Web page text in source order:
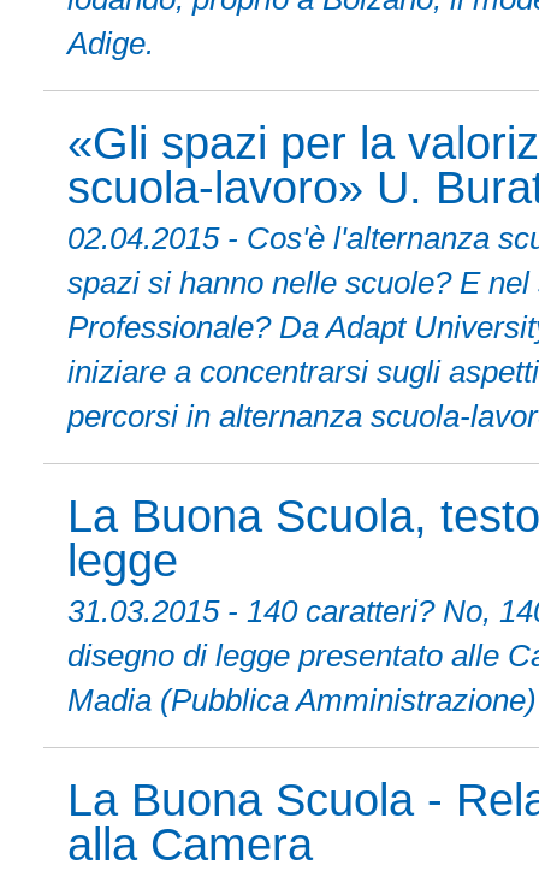
Adige.
«Gli spazi per la
scuola-lavoro» U.
02.04.2015 - Cos'è l'alternanza
spazi si hanno nelle scuole? E
Professionale? Da Adapt
iniziare a concentrarsi sugli
percorsi in alternanza scuola-
La Buona Scuola,
legge
31.03.2015 - 140 caratteri? No,
disegno di legge presentato alle
Madia (Pubblica
La Buona Scuola -
alla Camera